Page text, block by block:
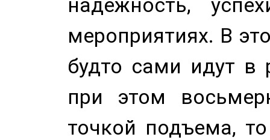
мероприятиях. В
будто сами идут в
при этом
точкой подъема,